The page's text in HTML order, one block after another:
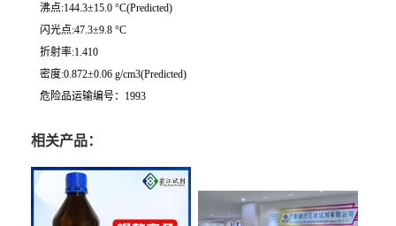
沸点:144.3±15.0 °C(Predicted)
闪光点:47.3±9.8 °C
折射率:1.410
密度:0.872±0.06 g/cm3(Predicted)
危险品运输编号：1993
相关产品：